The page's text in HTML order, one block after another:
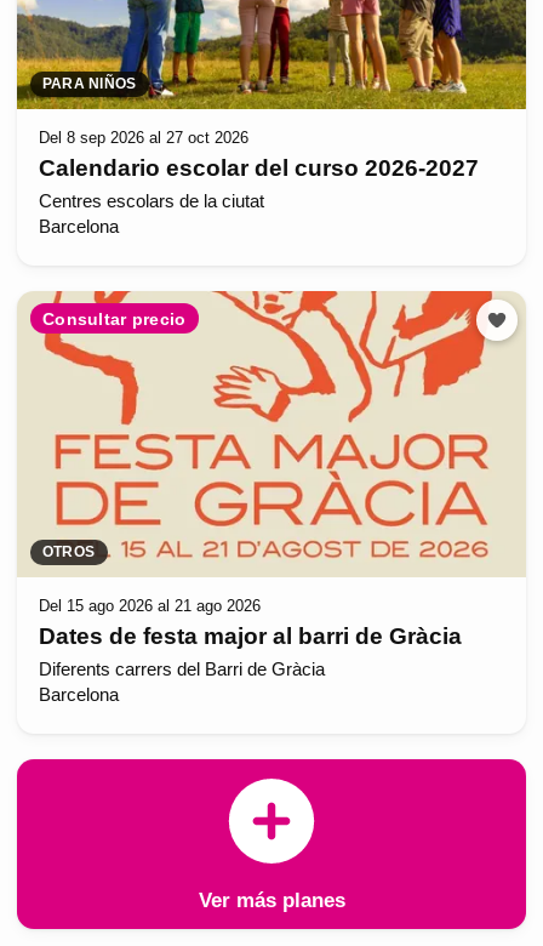
PARA NIÑOS
Del 8 sep 2026 al 27 oct 2026
Calendario escolar del curso 2026-2027
Centres escolars de la ciutat
Barcelona
Consultar precio
OTROS
Del 15 ago 2026 al 21 ago 2026
Dates de festa major al barri de Gràcia
Diferents carrers del Barri de Gràcia
Barcelona
Ver más planes